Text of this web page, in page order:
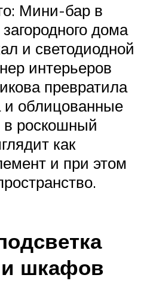
Мини-бар в
дома
и светодиодной
интерьеров
превратила
и облицованные
роскошный
как
и при этом
шкафов